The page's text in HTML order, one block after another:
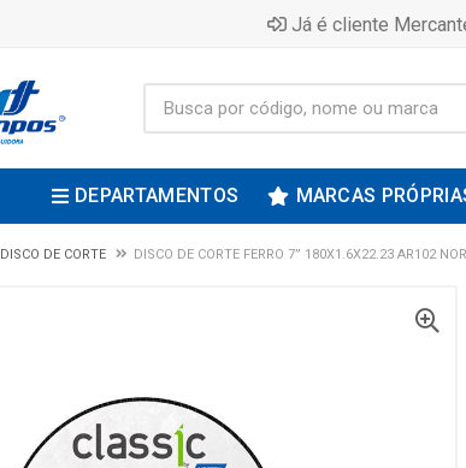
Já é cliente
DEPARTAMENTOS MARCAS
DISCO DE CORTE DISCO DE CORTE FERRO 7” 180X1.6X22.23 AR102